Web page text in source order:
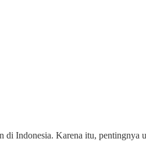
di Indonesia. Karena itu, pentingnya